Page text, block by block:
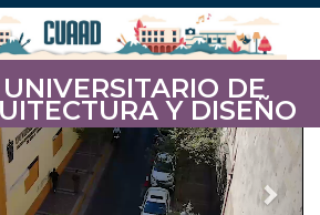
DE
Y DISEÑO
Next